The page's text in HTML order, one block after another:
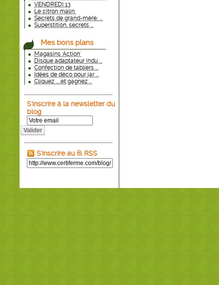
VENDREDI 13
Le citron malin.
Secrets de grand-mère; ...
Superstition, secrets ...
Mes bons plans
Magasins 'Action'
Disque adaptateur indu ...
Confection de tabliers ...
Idées de déco pour jar ...
Cliquez .....et gagnez ...
S'inscrire à la newsletter du
blog
Valider
S'inscrire au fil RSS